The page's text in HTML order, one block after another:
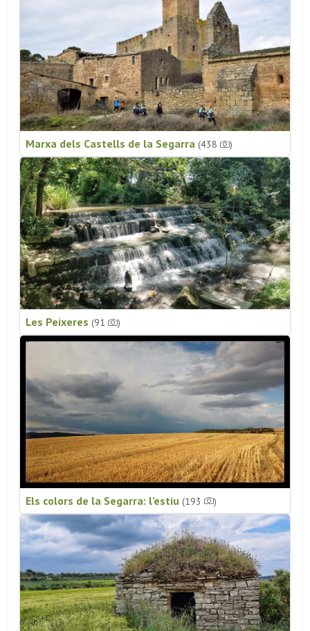
Marxa dels Castells de la Segarra (438 )
Les Peixeres (91 )
Els colors de la Segarra: l'estiu (193 )